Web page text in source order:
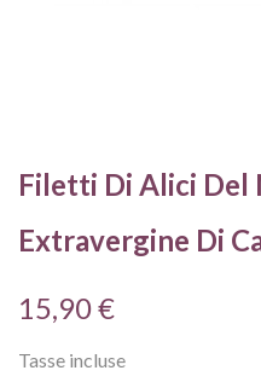
Filetti Di Alici Del
Extravergine Di
15,90 €
Tasse incluse